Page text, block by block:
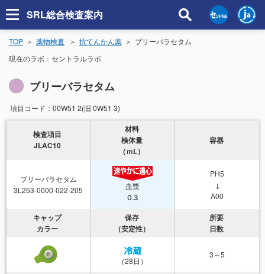
SRL総合検査案内
TOP 薬物検査 抗てんかん薬
ブリーバラセタム
現在のラボ： セントラルラボ
ブリーバラセタム
項目コード：00W51 2(旧 0W51 3)
検査項目
JLAC10
材料
検体量
（ｍL）
容器
ブリーバラセタム
3L253-0000-022-205
血漿
0.3
PH5
↓
A00
キャップ
カラー
保存
（安定性）
所要
日数
（28日）
3～5